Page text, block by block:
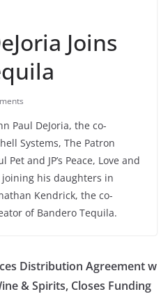
Joins
Paul DeJoria, the co-
Systems, The Patron
and JP’s Peace, Love and
his daughters in
Kendrick, the co-
of Bandero Tequila.
Distribution Agreement w
& Spirits, Closes Funding